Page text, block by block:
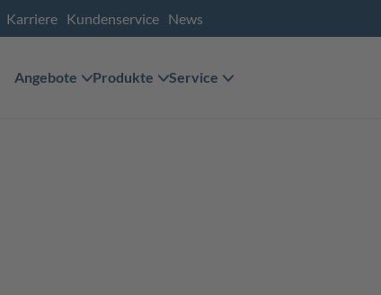
Karriere Kundenservice News
Angebote Produkte Service